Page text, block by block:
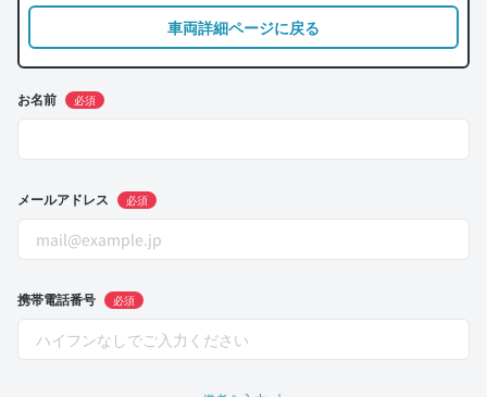
車両詳細ページに戻る
お名前 必須
メールアドレス 必須
携帯電話番号 必須